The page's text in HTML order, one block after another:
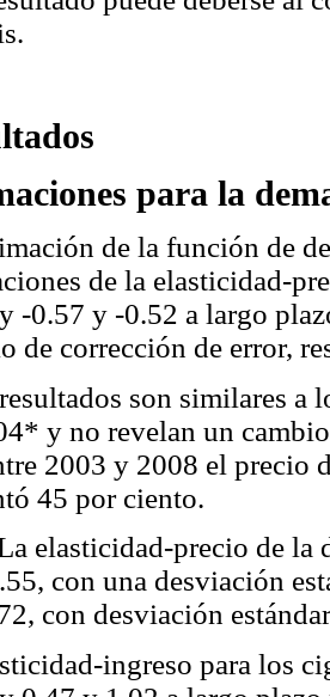
para la
de la función de
de la elasticidad-
-0.57 y -0.52 a largo
de corrección de error,
son similares a
y no revelan un
2003 y 2008 el precio
45 por ciento.
elasticidad-precio de la
con una desviación
con desviación
ingreso para los